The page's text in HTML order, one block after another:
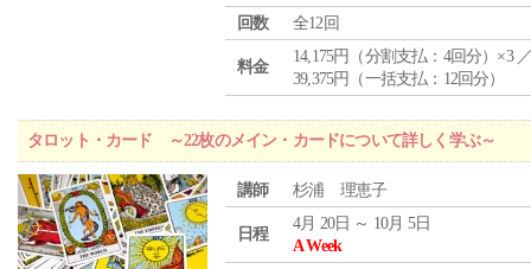
回数
全12回
料金
14,175円（分割支払：4回分）×3
39,375円（一括支払：12回分）
タロット・カード ～22枚のメイン・カードについて詳しく学ぶ～
講師 杉浦 理恵子
日程
4月 20日 ～ 10月 5日
A Week